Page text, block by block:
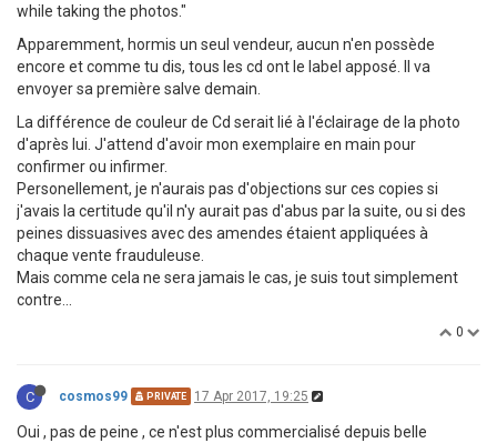
while taking the photos."
Apparemment, hormis un seul vendeur, aucun n'en possède
encore et comme tu dis, tous les cd ont le label apposé. Il va
envoyer sa première salve demain.
La différence de couleur de Cd serait lié à l'éclairage de la photo
d'après lui. J'attend d'avoir mon exemplaire en main pour
confirmer ou infirmer.
Personellement, je n'aurais pas d'objections sur ces copies si
j'avais la certitude qu'il n'y aurait pas d'abus par la suite, ou si des
peines dissuasives avec des amendes étaient appliquées à
chaque vente frauduleuse.
Mais comme cela ne sera jamais le cas, je suis tout simplement
contre...
0
C cosmos99 PRIVATE 17 Apr 2017, 19:25
Oui , pas de peine , ce n'est plus commercialisé depuis belle